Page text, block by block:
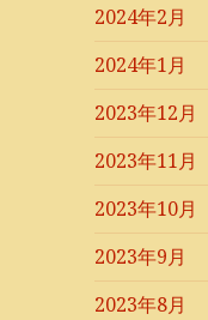
2024年2月
2024年1月
2023年12月
2023年11月
2023年10月
2023年9月
2023年8月